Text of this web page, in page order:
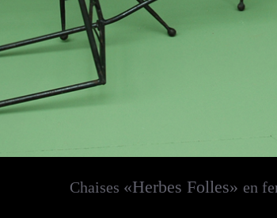
Chaises «Herbes Folles» en